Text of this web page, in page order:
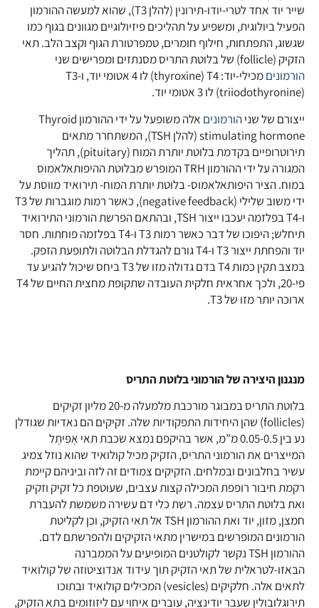
שייר יוד אחד לטרי-יודו-תירונין (להלן T3), שהוא למעשה ההורמון
הפעיל ביולוגית, ומשפיע על תהליכים פיזיולוגיים מגוונים בגוף כמו
שגשוג, התפתחות, חילוף חומרים, טמפרטורת הגוף וקצב הלב. תאי
הזקיק (follicle) של בלוטת התריס מסנתזים ומפרישים שני
הורמונים
(triiodothyronine) לו 3 אטומי יוד.
ייצורם של שניהורמונים
אלה משופעל על ידי ההורמון Thyroid
stimulating hormone (להלן TSH), המשתחרר מתאים
תירוטרופיים בקדמת בלוטת יותרת המוח (pituitary), תהליך
המגורה על ידי ההורמון TRH המופרש מבלוטת ההיפותאלאמוס
במוח. הציר היפותאלאמוס- בלוטת יותרת המוח- תירואיד מווסת על
ידי משוב שלילי (negative feedback), כאשר רמות מוגברות של T3
ו-T4 בפלזמה יעכבו ייצור TSH, ובהתאם הפרשת הורמוני התירואיד
תיחלש; היפוכו של דבר כאשר רמות T3 ו-T4 בפלזמה פוחתות. חסר
יוד והפחתת ייצור T3 ו-T4 גורם להגדלת הבלוטה ולתופעת הזפק.
במצב תקין כמות T4 בדם גדולה מזו של T3 ביחס שיכול להגיע עד
פי-20, ולכך אחראית חלקית העובדה שתקופת מחצית החיים של T4
ארוכה יותר מזו של T3.
מנגנון היצירה של הורמוני בלוטת התריס
בלוטת התריס במבוגר מורכבת מלמעלה מ-20 מליון זקיקים
(follicles) שהן היחידות התפקודיות שלה. זקיקים הם נאדיות שגודלן
נע בין 0.05-0.5 מ”מ, אשר בהיקפם נמצא שכבת תאי אֶפִּיתֶל
המייצרים את הורמוני התריס, הזקיק מכיל קולואיד שהוא נוזל צמיג
עשיר בחלבונים ובמלחים. הזקיקים צמודים זה לזה וביניהם קיימת
רקמת חיבור רופפת המכילה קצות עצבים, שעוטפת כל זקיק וזקיק
ואת בלוטת התריס עצמה. רשת כלי דם עשירה משמשת להעברת
חמצן, מזון, יוד ואת ההורמון TSH אל תאי הזקיק, וכן לקליטת
הורמונים המופרשים במישרין מתאי הזקיקים ולהפרשתם לדם.
ההורמון TSH נקשר לקולטנים המופיעים על הממברנה
הבאזו-לטראלית של תאי הזקיק תוך עידוד אנדוציטוזה של קולואיד
לתאים אלה. חלקיקים (vesicles) המכילים קולואיד ובתוכו
תירוגלובולין שעבר יודינציה, עוברים איחוי עם ליזוזומים בתא הזקיק,